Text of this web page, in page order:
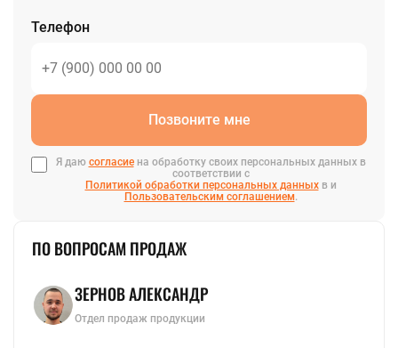
Телефон
Позвоните мне
Я даю согласиена обработку своих персональных данных в
соответствии с
Политикой обработки персональных данныхв и
Пользовательским соглашением.
ПО ВОПРОСАМ ПРОДАЖ
ЗЕРНОВ АЛЕКСАНДР
Отдел продаж продукции